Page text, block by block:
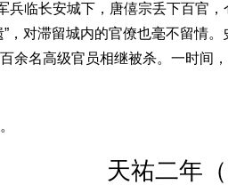
兵临长安城下，唐僖宗丢下百官
”，对滞留城内的官僚也毫不留情
余名高级官员相继被杀。一时间
天祐二年